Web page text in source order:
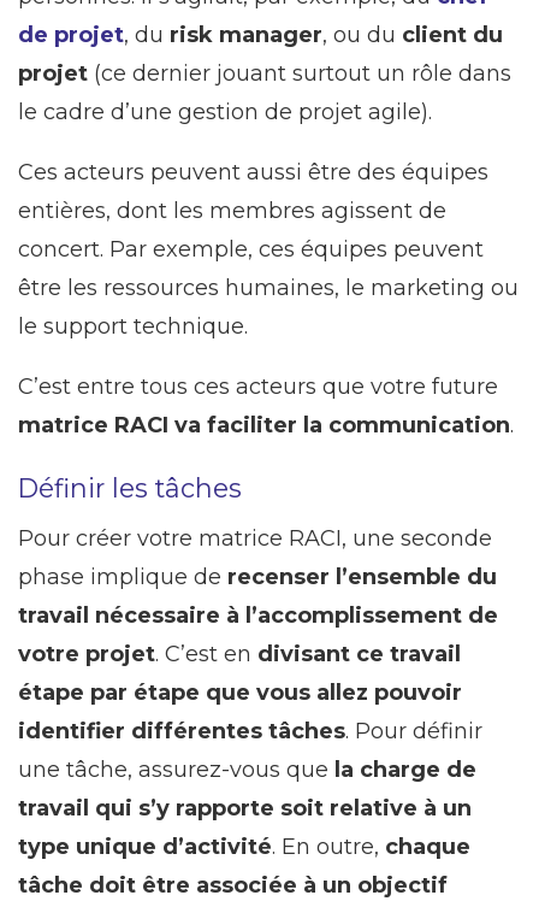
de projet, du risk manager, ou du client du
projet (ce dernier jouant surtout un rôle dans
le cadre d’une gestion de projet agile).
Ces acteurs peuvent aussi être des équipes
entières, dont les membres agissent de
concert. Par exemple, ces équipes peuvent
être les ressources humaines, le marketing ou
le support technique.
C’est entre tous ces acteurs que votre future
matrice RACI va faciliter la communication.
Définir les tâches
Pour créer votre matrice RACI, une seconde
phase implique de recenser l’ensemble du
travail nécessaire à l’accomplissement de
votre projet. C’est en divisant ce travail
étape par étape que vous allez pouvoir
identifier différentes tâches. Pour définir
une tâche, assurez-vous que la charge de
travail qui s’y rapporte soit relative à un
type unique d’activité. En outre, chaque
tâche doit être associée à un objectif